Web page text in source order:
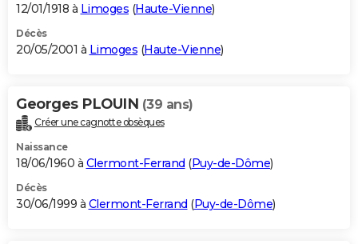
12/01/1918 à Limoges (Haute-Vienne)
Décès
20/05/2001 à Limoges (Haute-Vienne)
Georges PLOUIN (39 ans)
Créer une cagnotte obsèques
Naissance
18/06/1960 à Clermont-Ferrand (Puy-de-Dôme)
Décès
30/06/1999 à Clermont-Ferrand (Puy-de-Dôme)